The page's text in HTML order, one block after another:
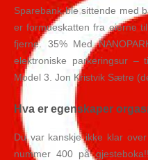
Sparebank ble sittende med
er formueskatten fra eierne
fjerne. 35% Med
elektroniske parkeringsur
Model 3. Jon Kristvik Sætre
Hva er egenskaper
Du var kanskje ikke klar
nummer 400 på